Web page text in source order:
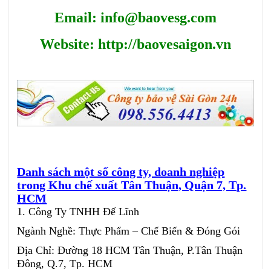
Email: info@baovesg.com
Website: http://baovesaigon.vn
Danh sách một số công ty, doanh nghiệp
trong Khu chế xuất Tân Thuận, Quận 7, Tp.
HCM
1. Công Ty TNHH Đế Lĩnh
Ngành Nghề: Thực Phẩm – Chế Biến & Đóng Gói
Địa Chỉ: Đường 18 HCM Tân Thuận, P.Tân Thuận
Đông, Q.7, Tp. HCM